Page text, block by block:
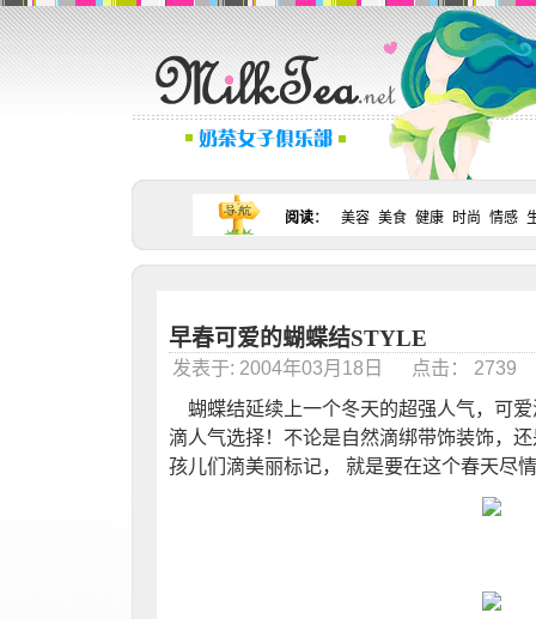
阅读： 美容 美食 健康 时尚 情感
早春可爱的蝴蝶结STYLE
发表于: 2004年03月18日 点击： 2739
蝴蝶结延续上一个冬天的超强人气，可
滴人气选择！不论是自然滴绑带饰装饰，
孩儿们滴美丽标记， 就是要在这个春天尽